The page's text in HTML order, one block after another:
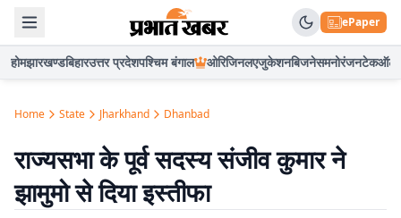
ePaper
होमझारखण्डबिहारउत्तर प्रदेशपश्चिम बंगाल ओरिजिनलएजुकेशनबिजनेसमनोरंजनटेकऑटो
Home State Jharkhand Dhanbad
राज्यसभा के पूर्व सदस्य संजीव कुमार ने
झामुमो से दिया इस्तीफा